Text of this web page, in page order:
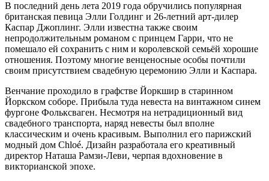
В последний день лета 2019 года обручились популярная
британская певица Элли Голдинг и 26-летний арт-дилер
Каспар Джоплинг. Элли известна также своим
непродолжительным романом с принцем Гарри, что не
помешало ей сохранить с ним и королевской семьёй хорошие
отношения. Поэтому многие венценосные особы почтили
своим присутствием свадебную церемонию Элли и Каспара.
Венчание проходило в графстве Йоркшир в старинном
Йоркском соборе. Прибыла туда невеста на винтажном синем
фургоне Фольксваген. Несмотря на нетрадиционный вид
свадебного транспорта, наряд невесты был вполне
классическим и очень красивым. Выполнил его парижский
модный дом Chloé. Дизайн разработала его креативный
директор Наташа Рамзи-Леви, черпая вдохновение в
викторианской эпохе.